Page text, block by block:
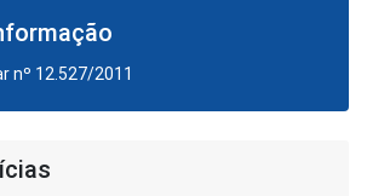
nº 12.527/2011